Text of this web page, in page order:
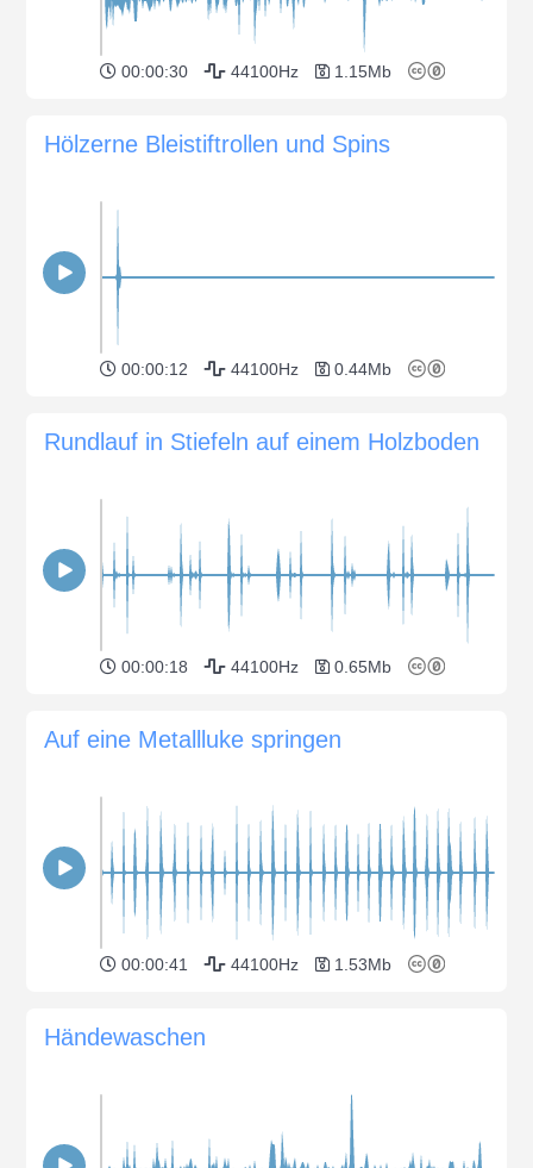
00:00:30 44100Hz 1.15Mb
Hölzerne Bleistiftrollen und Spins
00:00:12 44100Hz 0.44Mb
Rundlauf in Stiefeln auf einem Holzboden
00:00:18 44100Hz 0.65Mb
Auf eine Metallluke springen
00:00:41 44100Hz 1.53Mb
Händewaschen